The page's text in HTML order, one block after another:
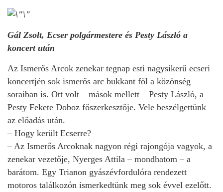
Gál Zsolt, Ecser polgármestere és Pesty László a
koncert után
Az Ismerős Arcok zenekar tegnap esti nagysikerű ecseri
koncertjén sok ismerős arc bukkant föl a közönség
soraiban is. Ott volt – mások mellett – Pesty László, a
Pesty Fekete Doboz főszerkesztője. Vele beszélgettünk
az előadás után.
– Hogy került Ecserre?
– Az Ismerős Arcoknak nagyon régi rajongója vagyok, a
zenekar vezetője, Nyerges Attila – mondhatom – a
barátom. Egy Trianon gyászévfordulóra rendezett
motoros találkozón ismerkedtünk meg sok évvel ezelőtt.